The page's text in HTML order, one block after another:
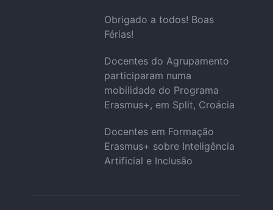
Obrigado a todos! Boas
Férias!
Docentes do Agrupamento
participaram numa
mobilidade do Programa
Erasmus+, em Split, Croácia
Docentes em Formação
Erasmus+ sobre Inteligência
Artificial e Inclusão